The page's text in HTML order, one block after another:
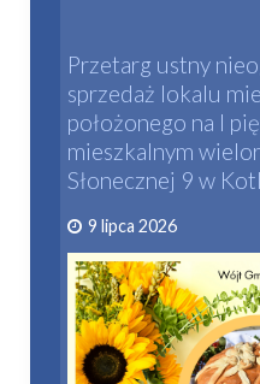
Przetarg ustny
sprzedaż lokalu
położonego na I
mieszkalnym
Słonecznej 9 w
9 lipca 2026